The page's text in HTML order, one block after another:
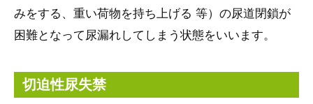
みをする、重い荷物を持ち上げる 等）の尿道閉鎖が
困難となって尿漏れしてしまう状態をいいます。
切迫性尿失禁